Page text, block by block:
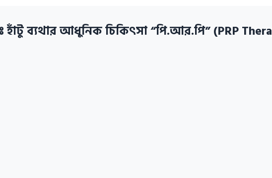
হাঁটু ব্যথার আধুনিক চিকিৎসা “পি.আর.পি” (PRP